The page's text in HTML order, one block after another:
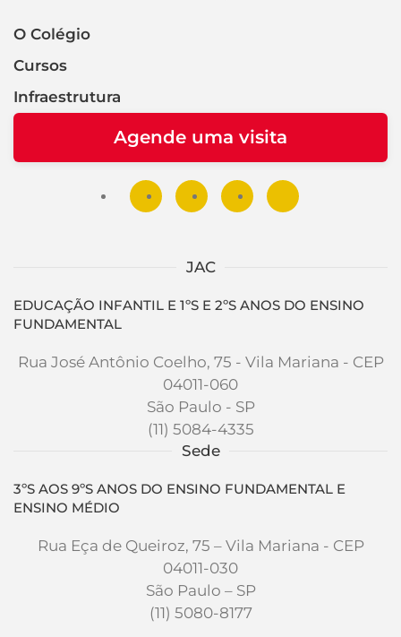
O Colégio
Cursos
Infraestrutura
Agende uma visita
JAC
EDUCAÇÃO INFANTIL E 1ºS E 2ºS ANOS DO ENSINO
FUNDAMENTAL
Rua José Antônio Coelho, 75 - Vila Mariana - CEP
04011-060
São Paulo - SP
(11) 5084-4335
Sede
3ºS AOS 9ºS ANOS DO ENSINO FUNDAMENTAL E
ENSINO MÉDIO
Rua Eça de Queiroz, 75 – Vila Mariana - CEP
04011-030
São Paulo – SP
(11) 5080-8177